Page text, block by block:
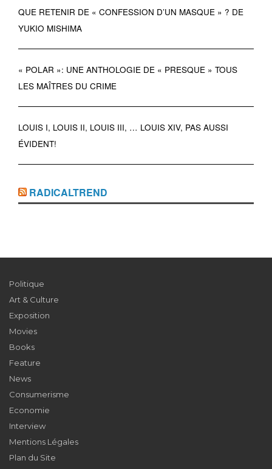
QUE RETENIR DE « CONFESSION D’UN MASQUE » ? DE
YUKIO MISHIMA
« POLAR »: UNE ANTHOLOGIE DE « PRESQUE » TOUS
LES MAÎTRES DU CRIME
LOUIS I, LOUIS II, LOUIS III, … LOUIS XIV, PAS AUSSI
ÉVIDENT!
RADICALTREND
Politique
Art & Culture
Exposition
Movies
Books
Feature
News
Consumerisme
Economie
Interview
Mentions Légales
Plan du Site